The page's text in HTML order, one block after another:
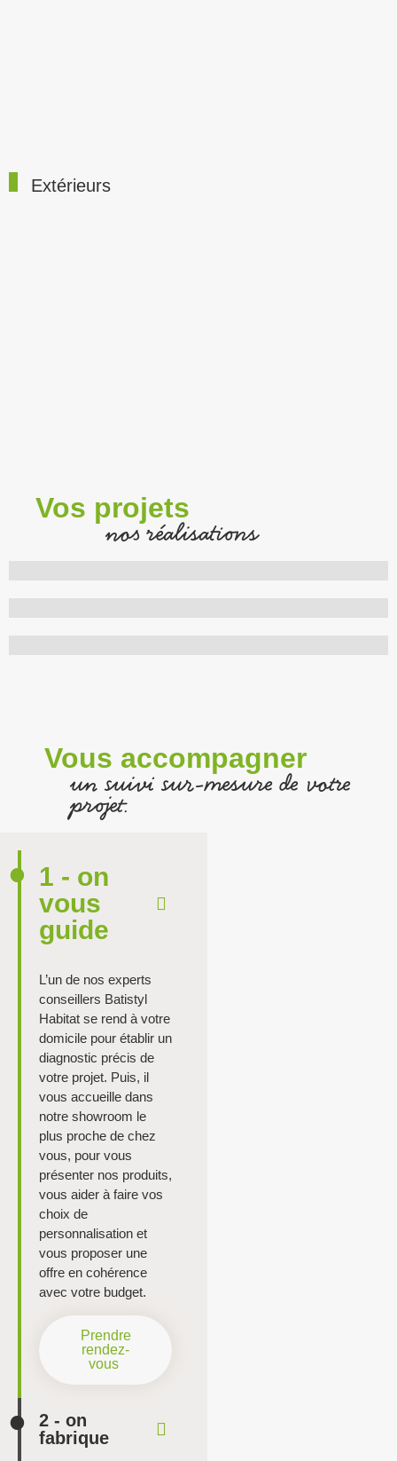
Extérieurs
Vos projets
nos réalisations
Vous accompagner
un suivi sur-mesure de votre
projet.
1 - on
vous
guide
L’un de nos experts
conseillers Batistyl
Habitat se rend à votre
domicile pour établir un
diagnostic précis de
votre projet. Puis, il
vous accueille dans
notre showroom le
plus proche de chez
vous, pour vous
présenter nos produits,
vous aider à faire vos
choix de
personnalisation et
vous proposer une
offre en cohérence
avec votre budget.
Prendre
rendez-
vous
2 - on
fabrique